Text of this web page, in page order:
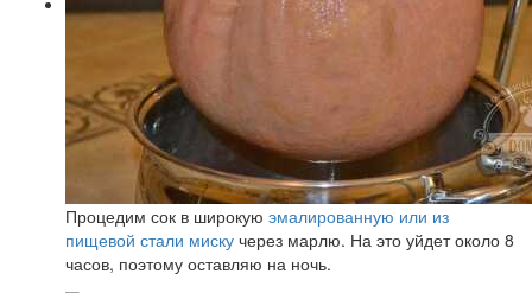
Процедим сок в широкую эмалированную или из
пищевой стали миску через марлю. На это уйдет около 8
часов, поэтому оставляю на ночь.